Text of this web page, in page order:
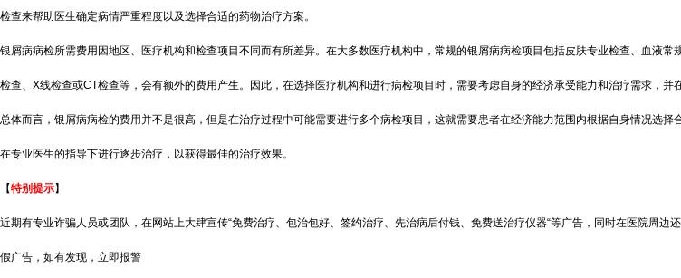
检查来帮助医生确定病情严重程度以及选择合适的药物治疗方案。
银屑病病检所需费用因地区、医疗机构和检查项目不同而有所差异。在大多数医疗机构中，常规的银屑病病检项目包括皮肤专业检查、血液
检查、X线检查或CT检查等，会有额外的费用产生。因此，在选择医疗机构和进行病检项目时，需要考虑自身的经济承受能力和治疗需求，并
总体而言，银屑病病检的费用并不是很高，但是在治疗过程中可能需要进行多个病检项目，这就需要患者在经济能力范围内根据自身情况选择
在专业医生的指导下进行逐步治疗，以获得最佳的治疗效果。
【特别提示】
近期有专业诈骗人员或团队，在网站上大肆宣传“免费治疗、包治包好、签约治疗、先治病后付钱、免费送治疗仪器“等广告，同时在医院周
假广告，如有发现，立即报警